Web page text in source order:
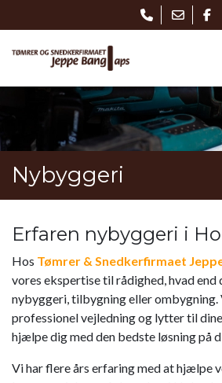
til
hovedindhold
Nybyggeri
Erfaren nybyggeri i
Hos Tømrer & Snedkerfirmaet
vores ekspertise til rådighed, hvad end
nybyggeri, tilbygning eller ombygning.
professionel vejledning og lytter til
hjælpe dig med den bedste løsning på
Vi har flere års erfaring med at hjælpe